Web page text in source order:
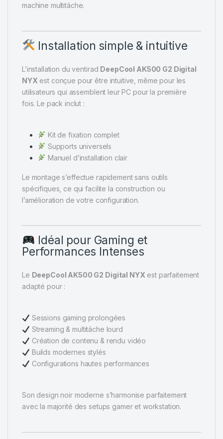
machine multitâche.
Installation simple & intuitive
L’installation du ventirad DeepCool AK500 G2 Digital
NYX est conçue pour être intuitive, même pour les
utilisateurs qui assemblent leur PC pour la première
fois. Le pack inclut :
Kit de fixation complet
Supports universels
Manuel d’installation clair
Le montage s’effectue rapidement sans outils
spécifiques, ce qui facilite la construction ou
l’amélioration de votre configuration.
Idéal pour Gaming et
Performances Intenses
Le DeepCool AK500 G2 Digital NYX est parfaitement
adapté pour :
Sessions gaming prolongées
Streaming & multitâche lourd
Création de contenu & rendu vidéo
Builds modernes stylés
Configurations hautes performances
Son design noir moderne s’harmonise parfaitement
avec la majorité des setups gamer et workstation.